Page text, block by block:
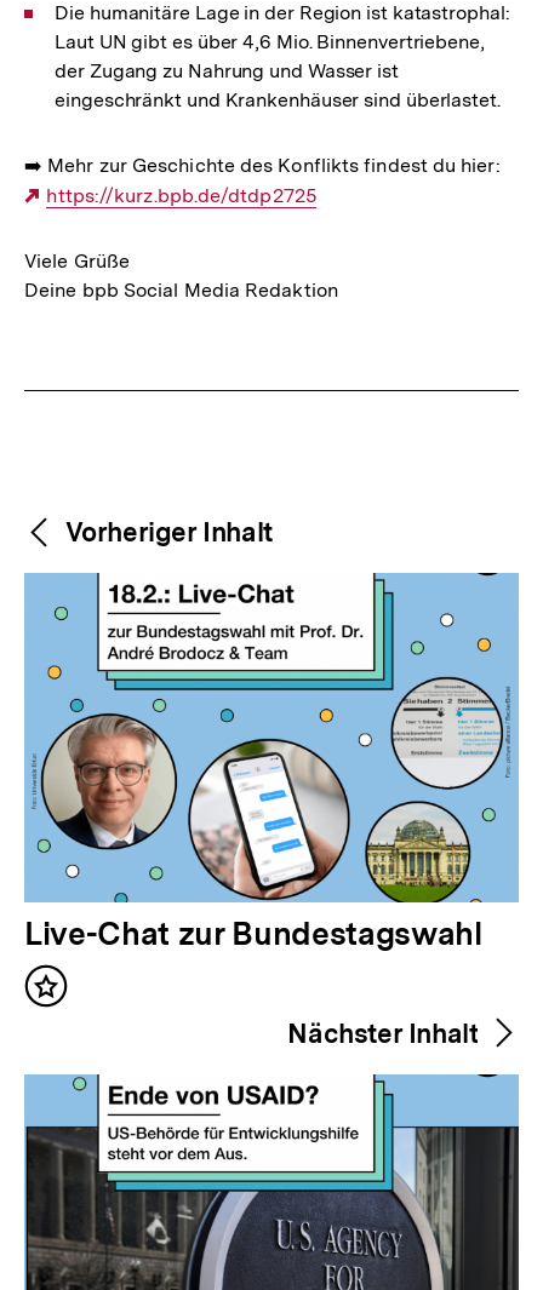
Die humanitäre Lage in der Region ist katastrophal:
Laut UN gibt es über 4,6 Mio. Binnenvertriebene,
der Zugang zu Nahrung und Wasser ist
eingeschränkt und Krankenhäuser sind überlastet.
➡️ Mehr zur Geschichte des Konflikts findest du hier:
Externer
https://kurz.bpb.de/dtdp2725
Viele Grüße
Deine bpb Social Media Redaktion
Weitere
Inhalte
Content-
Navigation
Vorheriger Inhalt
V
o
r
e
r
g
e
r
Live-Chat zur Bundestagswahl
Inhalt
Nächster Inhalt